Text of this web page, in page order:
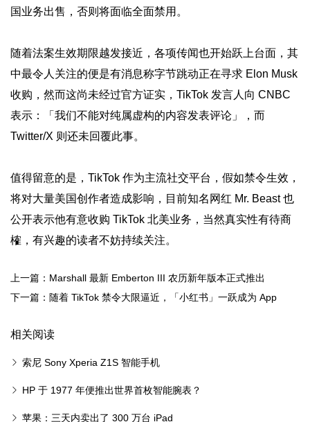
国业务出售，否则将面临全面禁用。
随着法案生效期限越发接近，各项传闻也开始跃上台面，其
中最令人关注的便是有消息称字节跳动正在寻求 Elon Musk
收购，然而这尚未经过官方证实，TikTok 发言人向 CNBC
表示：「我们不能对纯属虚构的内容发表评论」，而
Twitter/X 则还未回覆此事。
值得留意的是，TikTok 作为主流社交平台，假如禁令生效，
将对大量美国创作者造成影响，目前知名网红 Mr. Beast 也
公开表示他有意收购 TikTok 北美业务，当然真实性有待商
榷，有兴趣的读者不妨持续关注。
上一篇：Marshall 最新 Emberton III 农历新年版本正式推出
下一篇：随着 TikTok 禁令大限逼近，「小红书」一跃成为 App
相关阅读
索尼 Sony Xperia Z1S 智能手机
HP 于 1977 年便推出世界首枚智能腕表？
苹果：三天内卖出了 300 万台 iPad